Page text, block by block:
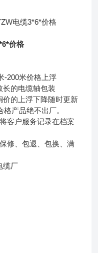
价格
-200米价格上浮
长的电缆轴包装
价的上浮下降随时更新
产品绝不出厂。
客户服务记录在档案
修、包退、包换、满
缆厂